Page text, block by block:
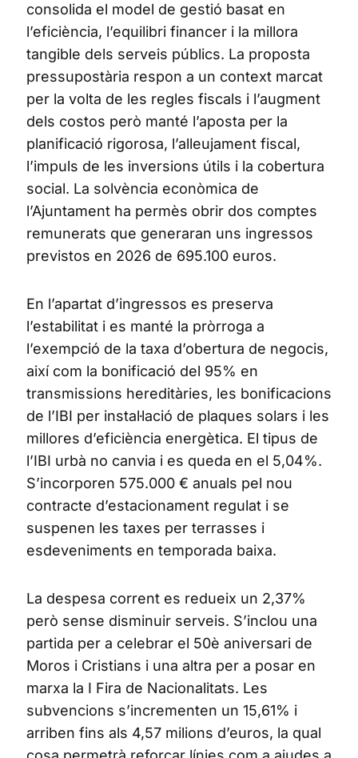
consolida el model de gestió basat en
l’eficiència, l’equilibri financer i la millora
tangible dels serveis públics. La proposta
pressupostària respon a un context marcat
per la volta de les regles fiscals i l’augment
dels costos però manté l’aposta per la
planificació rigorosa, l’alleujament fiscal,
l’impuls de les inversions útils i la cobertura
social. La solvència econòmica de
l’Ajuntament ha permès obrir dos comptes
remunerats que generaran uns ingressos
previstos en 2026 de 695.100 euros.
En l’apartat d’ingressos es preserva
l’estabilitat i es manté la pròrroga a
l’exempció de la taxa d’obertura de negocis,
així com la bonificació del 95% en
transmissions hereditàries, les bonificacions
de l’IBI per instal·lació de plaques solars i les
millores d’eficiència energètica. El tipus de
l’IBI urbà no canvia i es queda en el 5,04%.
S’incorporen 575.000 € anuals pel nou
contracte d’estacionament regulat i se
suspenen les taxes per terrasses i
esdeveniments en temporada baixa.
La despesa corrent es redueix un 2,37%
però sense disminuir serveis. S’inclou una
partida per a celebrar el 50è aniversari de
Moros i Cristians i una altra per a posar en
marxa la I Fira de Nacionalitats. Les
subvencions s’incrementen un 15,61% i
arriben fins als 4,57 milions d’euros, la qual